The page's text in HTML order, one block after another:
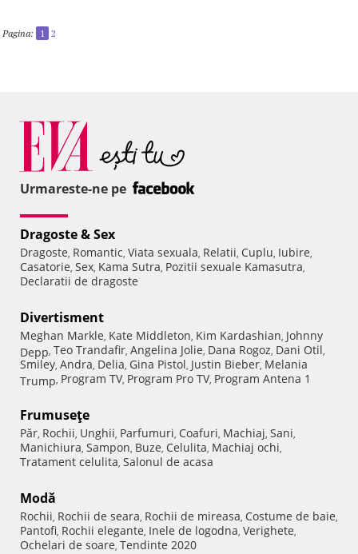
Pagina: 1 2
Urmareste-ne pe
Dragoste & Sex
Dragoste, Romantic, Viata sexuala, Relatii, Cuplu, Iubire,
Casatorie, Sex, Kama Sutra, Pozitii sexuale Kamasutra,
Declaratii de dragoste
Divertisment
Meghan Markle, Kate Middleton, Kim Kardashian, Johnny
Depp, Teo Trandafir, Angelina Jolie, Dana Rogoz, Dani Otil,
Smiley, Andra, Delia, Gina Pistol, Justin Bieber, Melania
Trump, Program TV, Program Pro TV, Program Antena 1
Frumuseţe
Păr, Rochii, Unghii, Parfumuri, Coafuri, Machiaj, Sani,
Manichiura, Sampon, Buze, Celulita, Machiaj ochi,
Tratament celulita, Salonul de acasa
Modă
Rochii, Rochii de seara, Rochii de mireasa, Costume de baie,
Pantofi, Rochii elegante, Inele de logodna, Verighete,
Ochelari de soare, Tendinte 2020